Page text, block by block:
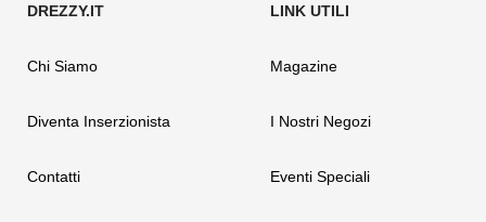
Chi Siamo
Diventa Inserzionista
Contatti
Magazine
I Nostri Negozi
Eventi Speciali